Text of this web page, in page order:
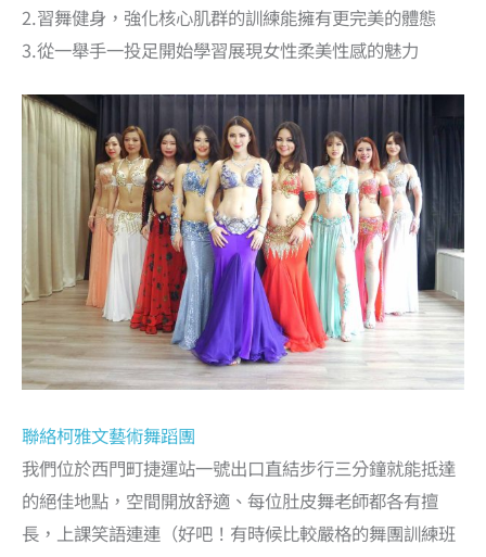
2.習舞健身，強化核心肌群的訓練能擁有更完美的體態
3.從一舉手一投足開始學習展現女性柔美性感的魅力
聯絡柯雅文藝術舞蹈團
我們位於西門町捷運站一號出口直結步行三分鐘就能抵達
的絕佳地點，空間開放舒適、每位肚皮舞老師都各有擅
長，上課笑語連連（好吧！有時候比較嚴格的舞團訓練班